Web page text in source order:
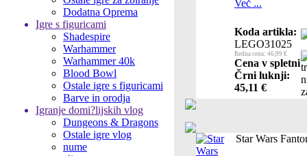
Dodatna Oprema
Igre s figuricami
Shadespire
Warhammer
Warhammer 40k
Blood Bowl
Ostale igre s figuricami
Barve in orodja
Igranje domi?lijskih vlog
Dungeons & Dragons
Ostale igre vlog
nume
Več ...
Koda artikla:
LEGO31025
Redna cena: 46,99 €
Cena v spletni
Črni luknji:
45,11 €
Star Wars